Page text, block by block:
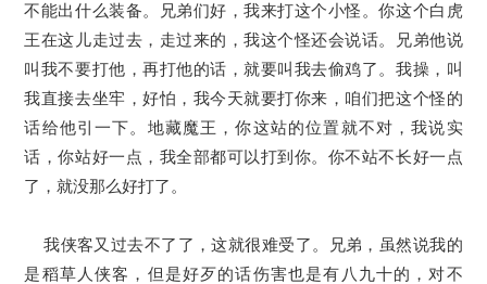
不能出什么装备。兄弟们好，我来打这个小怪。你这个白虎
王在这儿走过去，走过来的，我这个怪还会说话。兄弟他说
叫我不要打他，再打他的话，就要叫我去偷鸡了。我操，叫
我直接去坐牢，好怕，我今天就要打你来，咱们把这个怪的
话给他引一下。地藏魔王，你这站的位置就不对，我说实
话，你站好一点，我全部都可以打到你。你不站不长好一点
了，就没那么好打了。
我侠客又过去不了了，这就很难受了。兄弟，虽然说我的
是稻草人侠客，但是好歹的话伤害也是有八九十的，对不